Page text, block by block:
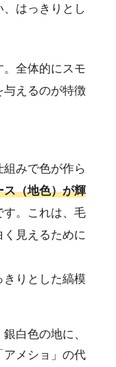
はっきりとし
。全体的にスモ
えるのが特徴
みで色が作ら
ス（地色）が輝
す。これは、毛
見えるために
りとした縞模
銀白色の地に、
アメショ」の代